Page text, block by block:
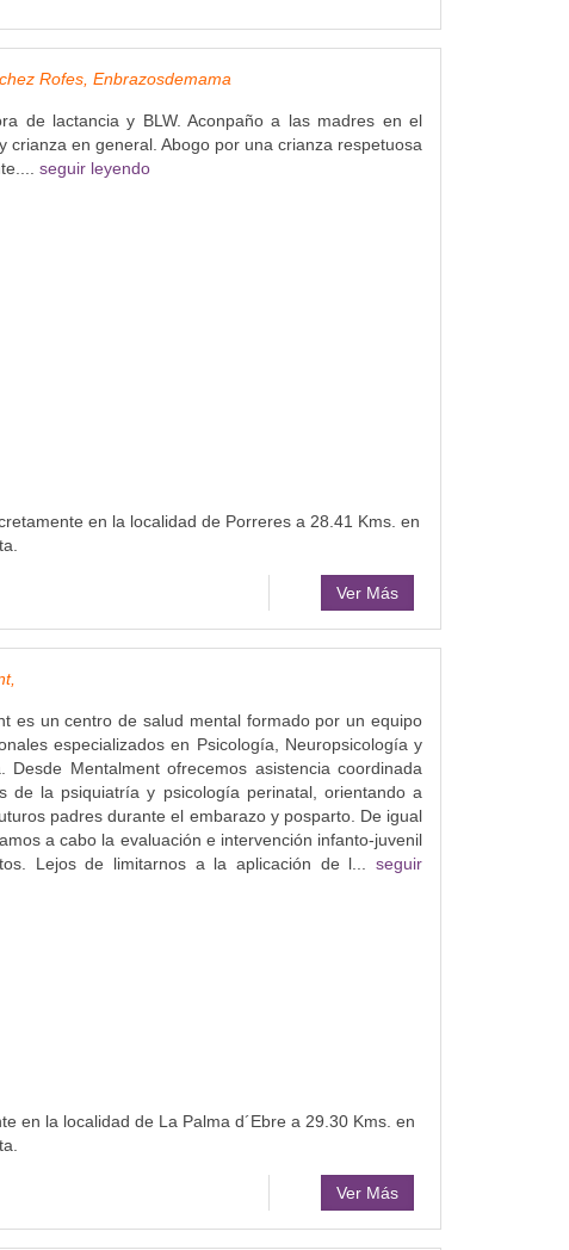
Rofes, Enbrazosdemama
de lactancia y BLW. Aconpaño a las madres en el
crianza en general. Abogo por una crianza respetuosa
seguir leyendo
en la localidad de Porreres a 28.41 Kms. en
Ver Más
es un centro de salud mental formado por un equipo
especializados en Psicología, Neuropsicología y
Desde Mentalment ofrecemos asistencia coordinada
de la psiquiatría y psicología perinatal, orientando a
padres durante el embarazo y posparto. De igual
a cabo la evaluación e intervención infanto-juvenil
Lejos de limitarnos a la aplicación de l... seguir
en la localidad de La Palma d´Ebre a 29.30 Kms. en
Ver Más